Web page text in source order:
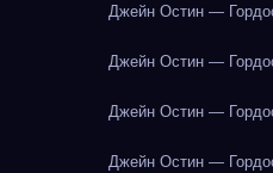
Джейн Остин —
Джейн Остин —
Джейн Остин —
Джейн Остин —